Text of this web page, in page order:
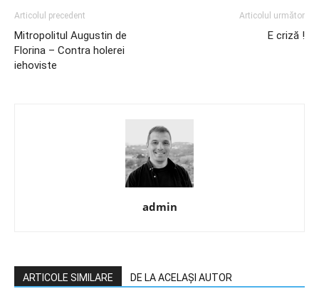
Articolul precedent
Mitropolitul Augustin de
Florina – Contra holerei
iehoviste
Articolul următor
E criză !
admin
ARTICOLE SIMILARE DE LA ACELAȘI AUTOR